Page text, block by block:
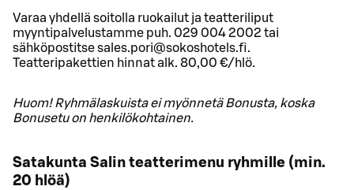
Varaa yhdellä soitolla ruokailut ja teatteriliput
myyntipalvelustamme puh. 029 004 2002 tai
sähköpostitse sales.pori@sokoshotels.fi.
Teatteripakettien hinnat alk. 80,00 €/hlö.
Huom! Ryhmälaskuista ei myönnetä Bonusta, koska
Bonusetu on henkilökohtainen.
Satakunta Salin teatterimenu ryhmille (min.
20 hlöä)